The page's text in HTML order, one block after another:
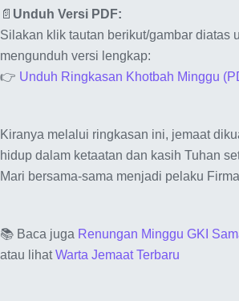
📄 Unduh Versi PDF:
Silakan klik tautan berikut/gambar diatas
mengunduh versi lengkap:
👉 Unduh Ringkasan Khotbah Minggu
Kiranya melalui ringkasan ini, jemaat
hidup dalam ketaatan dan kasih Tuhan
Mari bersama-sama menjadi pelaku
📚 Baca juga Renungan Minggu GKI
atau lihatWarta Jemaat Terbaru